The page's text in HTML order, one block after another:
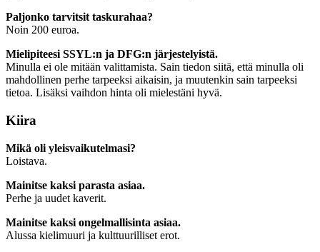
Paljonko tarvitsit taskurahaa?
Noin 200 euroa.
Mielipiteesi SSYL:n ja DFG:n järjestelyistä.
Minulla ei ole mitään valittamista. Sain tiedon siitä, että minulla oli
mahdollinen perhe tarpeeksi aikaisin, ja muutenkin sain tarpeeksi
tietoa. Lisäksi vaihdon hinta oli mielestäni hyvä.
Kiira
Mikä oli yleisvaikutelmasi?
Loistava.
Mainitse kaksi parasta asiaa.
Perhe ja uudet kaverit.
Mainitse kaksi ongelmallisinta asiaa.
Alussa kielimuuri ja kulttuurilliset erot.